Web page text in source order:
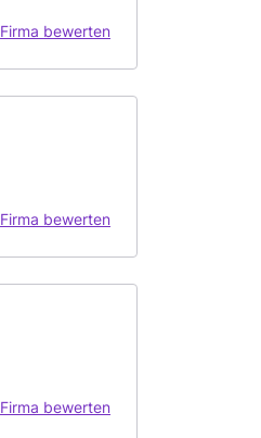
Firma bewerten
Firma bewerten
Firma bewerten